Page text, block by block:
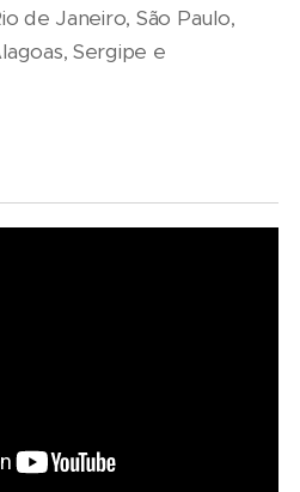
de Janeiro, São Paulo,
Sergipe e